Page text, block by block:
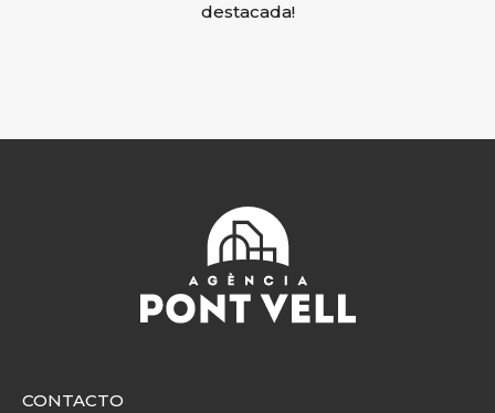
destacada!
CONTACTO